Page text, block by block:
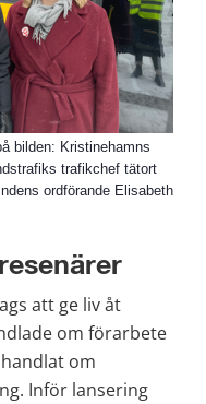
bilden: Kristinehamns
trafikchef tätort
ordförande Elisabeth
att ge liv åt
om förarbete
om
Inför lansering